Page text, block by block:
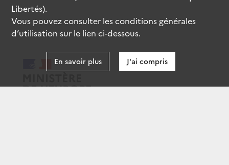
Libertés).
Vous pouvez consulter les conditions générales
d’utilisation sur le lien ci-dessous.
En savoir plus J'ai compris